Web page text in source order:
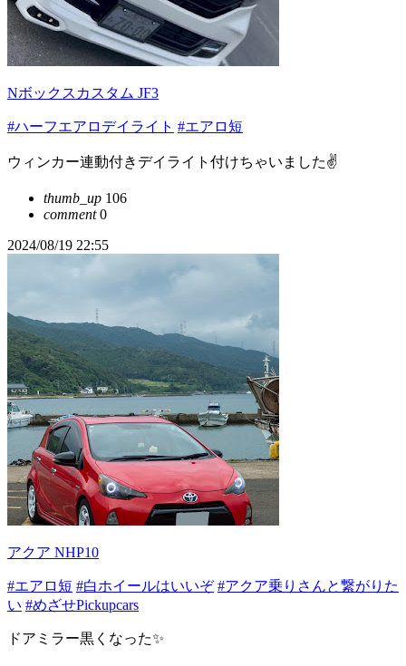
Nボックスカスタム JF3
#ハーフエアロデイライト #エアロ短
ウィンカー連動付きデイライト付けちゃいました✌️
thumb_up 106
comment0
2024/08/19 22:55
アクア NHP10
#エアロ短 #白ホイールはいいぞ #アクア乗りさんと繋がりた
い #めざせPickupcars
ドアミラー黒くなった✨️